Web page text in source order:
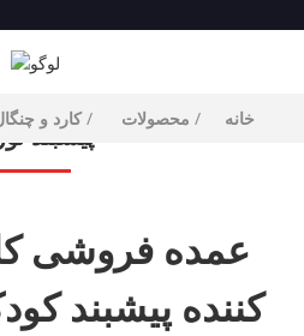
خانه محصولات کارد و
پیشبند
عمده فروشی
کننده پیشبند